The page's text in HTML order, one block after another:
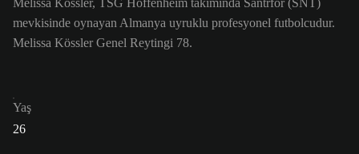
Melissa Kössler, TSG Hoffenheim takımında Santrfor (SNT)
mevkisinde oynayan Almanya uyruklu profesyonel futbolcudur.
Melissa Kössler Genel Reytingi 78.
Yaş
26